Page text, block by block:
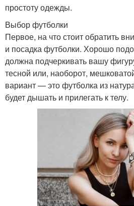
простоту одежды.
Выбор футболки
Первое, на что стоит обратить
и посадка футболки. Хорошо
должна подчеркивать вашу
тесной или, наоборот,
вариант — это футболка из
будет дышать и прилегать к телу.